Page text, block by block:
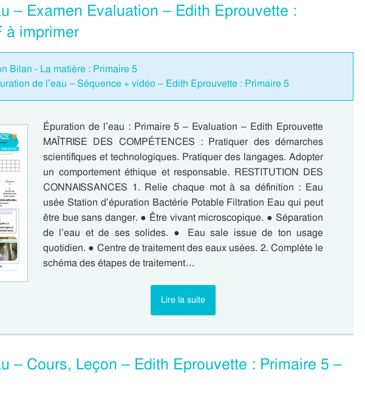
– Examen Evaluation – Edith Eprouvette :
à imprimer
Bilan - La matière : Primaire 5
de l’eau – Séquence + vidéo – Edith Eprouvette : Primaire 5
Épuration de l’eau : Primaire 5 – Evaluation – Edith Eprouvette
MAÎTRISE DES COMPÉTENCES : Pratiquer des démarches
scientifiques et technologiques. Pratiquer des langages. Adopter
un comportement éthique et responsable. RESTITUTION DES
CONNAISSANCES 1. Relie chaque mot à sa définition : Eau
usée Station d’épuration Bactérie Potable Filtration Eau qui peut
être bue sans danger. ● Être vivant microscopique. ● Séparation
de l’eau et de ses solides. ● Eau sale issue de ton usage
quotidien. ● Centre de traitement des eaux usées. 2. Complète le
schéma des étapes de traitement…
Lire la suite
– Cours, Leçon – Edith Eprouvette : Primaire 5 –